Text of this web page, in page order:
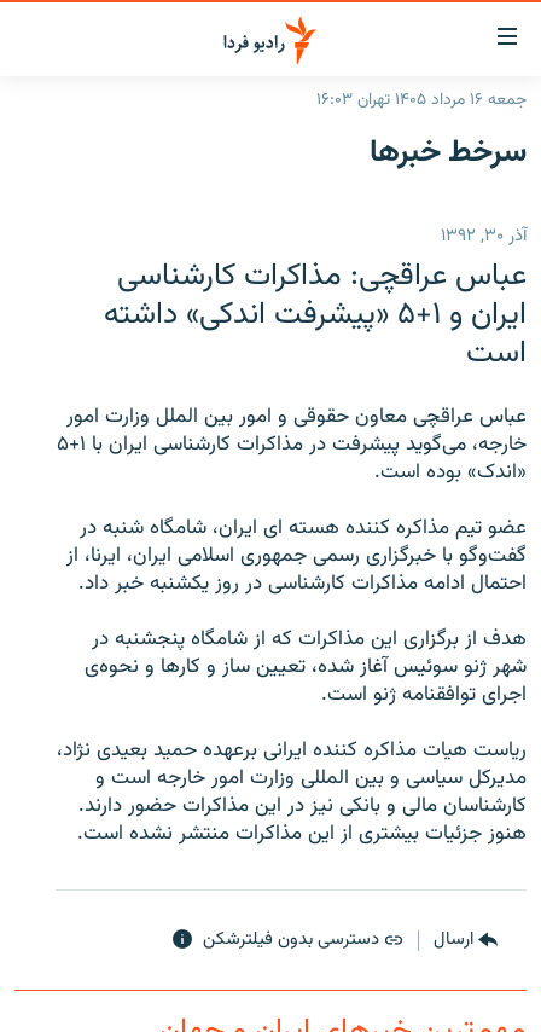
لینک‌های
قابلیت
دسترسی
بازگشت
اصلی
رفتن
صفحه
جستجو
ایران
رادیو
انتخاب کنید و بشنوید
برنامه‌های رادیویی
پادکست
چندرسانه‌ای
گزارش‌های ویدئویی
English
به ما بپیوندید
زبان‌های دیگر
جمعه ۱۶ مرداد ۱۴۰۵ تهران ۱۶:۰۳
سرخط‌ خبرها
آذر ۳۰, ۱۳۹۲
عباس عراقچی: مذاکرات کارشناسی
ایران و ۱+۵ «پیشرفت اندکی» داشته
است
عباس عراقچی معاون حقوقی و امور بین الملل وزارت امور
خارجه، می‌گوید پیشرفت در مذاکرات کارشناسی ایران با ۱+۵
«اندک» بوده است.
عضو تیم مذاکره کننده هسته ای ایران، شامگاه شنبه در
گفت‌و‌گو با خبرگزاری رسمی جمهوری اسلامی ایران، ایرنا، از
احتمال ادامه مذاکرات کارشناسی در روز یکشنبه خبر داد.
هدف از برگزاری این مذاکرات که از شامگاه پنجشنبه در
شهر ژنو سوئیس آغاز شده، تعیین ساز و کارها و نحوه‌ی
اجرای توافقنامه ژنو است.
ریاست هیات مذاکره کننده ایرانی برعهده حمید بعیدی نژاد،
مدیرکل سیاسی و بین المللی وزارت امور خارجه است و
کارشناسان مالی و بانکی نیز در این مذاکرات حضور دارند.
هنوز جزئیات بیشتری از این مذاکرات منتشر نشده است.
ارسال دسترسی بدون فیلترشکن